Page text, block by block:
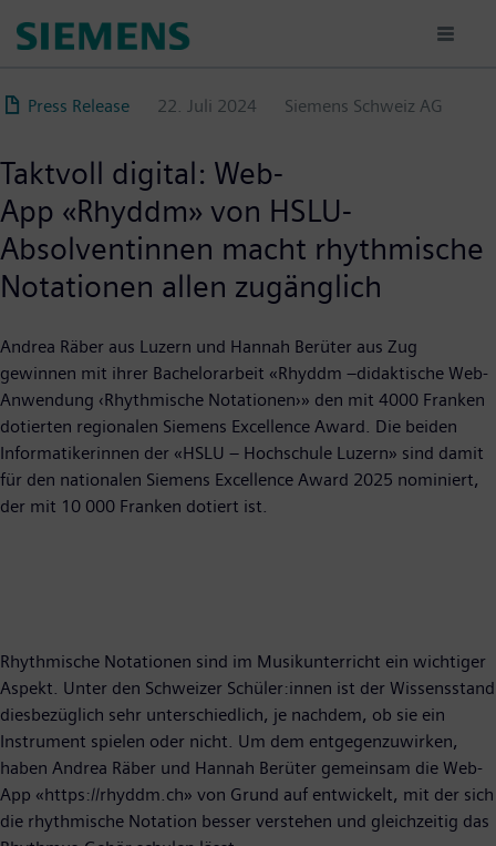
zum
Press Release
22. Juli 2024 Siemens Schweiz AG
Taktvoll digital: Web-
App «Rhyddm» von HSLU-
Absolventinnen macht rhythmische
Notationen allen zugänglich
Andrea Räber aus Luzern und Hannah Berüter aus Zug
gewinnen mit ihrer Bachelorarbeit «Rhyddm –didaktische Web-
Anwendung ‹Rhythmische Notationen›» den mit 4000 Franken
dotierten regionalen Siemens Excellence Award. Die beiden
Informatikerinnen der «HSLU – Hochschule Luzern» sind damit
für den nationalen Siemens Excellence Award 2025 nominiert,
der mit 10 000 Franken dotiert ist.
Rhythmische Notationen sind im Musikunterricht ein wichtiger
Aspekt. Unter den Schweizer Schüler:innen ist der Wissensstand
diesbezüglich sehr unterschiedlich, je nachdem, ob sie ein
Instrument spielen oder nicht. Um dem entgegenzuwirken,
haben Andrea Räber und Hannah Berüter gemeinsam die Web-
App «https://rhyddm.ch» von Grund auf entwickelt, mit der sich
die rhythmische Notation besser verstehen und gleichzeitig das